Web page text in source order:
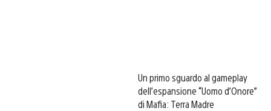
Un primo sguardo al gameplay
dell’espansione “Uomo d’Onore”
di Mafia: Terra Madre